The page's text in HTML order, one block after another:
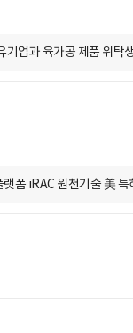
기업과 육가공 제품 위탁
폼 iRAC 원천기술 美 특